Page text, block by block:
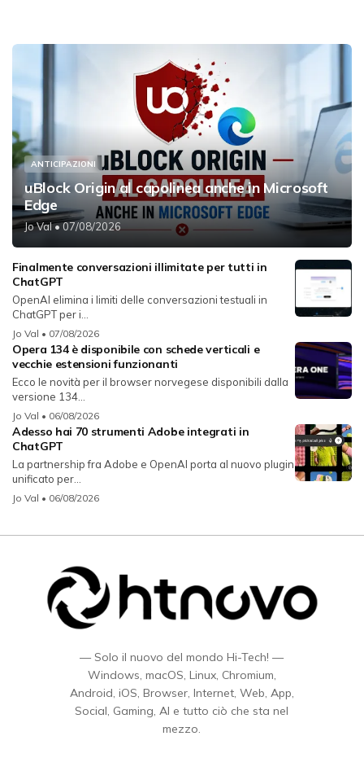
ANTICIPAZIONI
uBlock Origin al capolinea anche in Microsoft
Edge
Jo Val• 07/08/2026
Finalmente conversazioni illimitate per tutti in
ChatGPT
OpenAI elimina i limiti delle conversazioni testuali in
ChatGPT per i...
Jo Val • 07/08/2026
Opera 134 è disponibile con schede verticali e
vecchie estensioni funzionanti
Ecco le novità per il browser norvegese disponibili dalla
versione 134...
Jo Val • 06/08/2026
Adesso hai 70 strumenti Adobe integrati in
ChatGPT
La partnership fra Adobe e OpenAI porta al nuovo plugin
unificato per...
Jo Val • 06/08/2026
— Solo il nuovo del mondo Hi-Tech! —
Windows, macOS, Linux, Chromium,
Android, iOS, Browser, Internet, Web, App,
Social, Gaming, AI e tutto ciò che sta nel
mezzo.